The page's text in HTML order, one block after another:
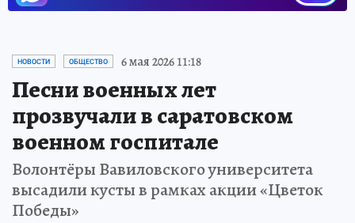
НОВОСТИ ОБЩЕСТВО 6 мая 2026 11:18
Песни военных лет
прозвучали в саратовском
военном госпитале
Волонтёры Вавиловского университета
высадили кусты в рамках акции «Цветок
Победы»